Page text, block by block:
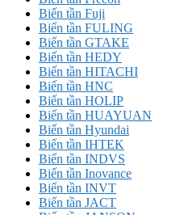
Biến tần Fuji
Biến tần FULING
Biến tần GTAKE
Biến tần HEDY
Biến tần HITACHI
Biến tần HNC
Biến tần HOLIP
Biến tần HUAYUAN
Biến tần Hyundai
Biến tần IHTEK
Biến tần INDVS
Biến tần Inovance
Biến tần INVT
Biến tần JACT